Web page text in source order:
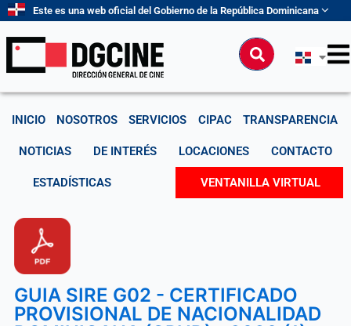
contenido
Este es una web oficial del Gobierno de la República Dominicana
Buscar
INICIO NOSOTROS SERVICIOS CIPAC TRANSPARENCIA
NOTICIAS DE INTERÉS LOCACIONES CONTACTO
ESTADÍSTICAS VENTANILLA VIRTUAL
GUIA SIRE G02 - CERTIFICADO
PROVISIONAL DE NACIONALIDAD